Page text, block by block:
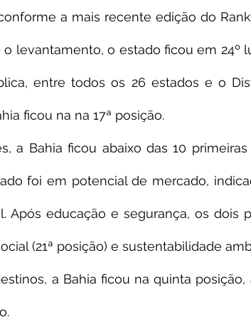
a mais recente edição do
o levantamento, o estado ficou em 24º
entre todos os 26 estados e o
ficou na na 17ª posição.
a Bahia ficou abaixo das 10
foi em potencial de mercado,
Após educação e segurança, os dois
(21ª posição) e sustentabilidade
a Bahia ficou na quinta posição,